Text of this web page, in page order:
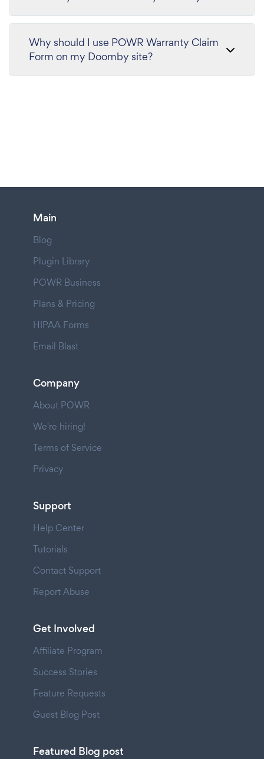
Why should I use POWR Warranty Claim
Form on my Doomby site?
Main
Blog
Plugin Library
POWR Business
Plans & Pricing
HIPAA Forms
Email Blast
Company
About POWR
We're hiring!
Terms of Service
Privacy
Support
Help Center
Tutorials
Contact Support
Report Abuse
Get Involved
Affiliate Program
Success Stories
Feature Requests
Guest Blog Post
Featured Blog post